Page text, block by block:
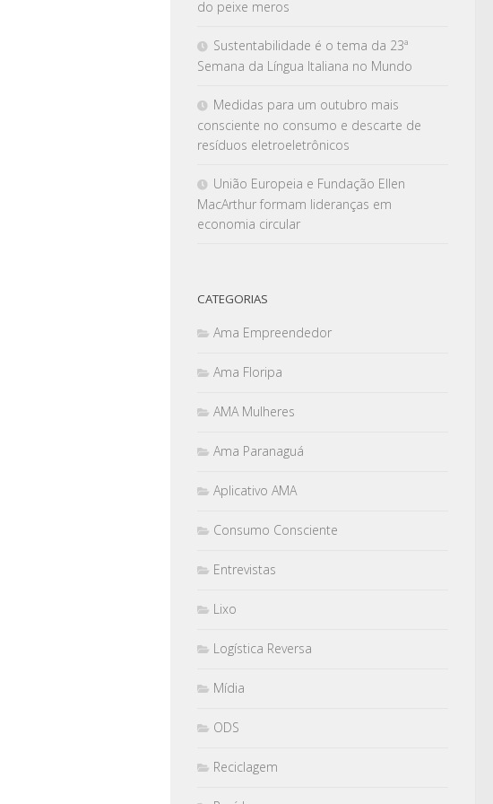
do peixe meros
Sustentabilidade é o tema da 23ª
Semana da Língua Italiana no Mundo
Medidas para um outubro mais
consciente no consumo e descarte de
resíduos eletroeletrônicos
União Europeia e Fundação Ellen
MacArthur formam lideranças em
economia circular
CATEGORIAS
Ama Empreendedor
Ama Floripa
AMA Mulheres
Ama Paranaguá
Aplicativo AMA
Consumo Consciente
Entrevistas
Lixo
Logística Reversa
Mídia
ODS
Reciclagem